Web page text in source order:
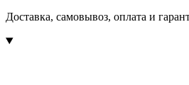
Доставка, самовывоз, оплата и